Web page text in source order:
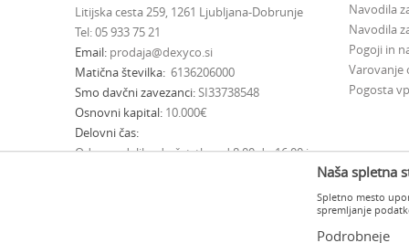
Gabbys Dollhouse (6)
Goo Jit Zu (10)
Grossery Gang (4)
Gui Gui (2)
HARRY POTTER (2)
HASBRO MARVEL (1)
Litijska cesta 259, 1261 Ljubljana-Dobrunje
Tel: 05 933 75 21
Email prodaja@dexyco.si
Matična številka 6136206000
Smo davčni zavezanci SI33738548
Osnovni kapital 10.000€
Delovni čas
Od ponedeljka do četrtka od 8.00 do 16.00 in
Navodila
Navodila
Pogoji in
Varovanje
Pogosta
Naša spletna
Spletno mesto
spremljanje
Podrobneje